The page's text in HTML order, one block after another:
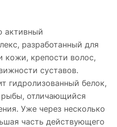
активный
разработанный для
кожи, крепости волос,
суставов.
гидролизованный белок,
отличающийся
Уже через несколько
часть действующего